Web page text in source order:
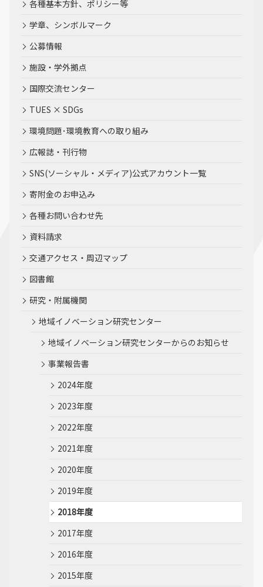
各種基本方針、ポリシー等
学章、シンボルマーク
公募情報
施設・学外拠点
国際交流センター
TUES × SDGs
環境問題･環境教育への取り組み
広報誌・刊行物
SNS(ソーシャル・メディア)公式アカウント一覧
寄附金のお申込み
各種お問い合わせ先
資料請求
交通アクセス・周辺マップ
図書館
研究・附属機関
地域イノベーション研究センター
地域イノベーション研究センターからのお知らせ
事業報告書
2024年度
2023年度
2022年度
2021年度
2020年度
2019年度
2018年度
2017年度
2016年度
2015年度